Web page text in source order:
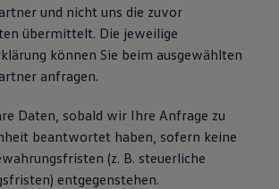
und nicht uns die zuvor
übermittelt. Die jeweilige
können Sie beim ausgewählten
anfragen.
Daten, sobald wir Ihre Anfrage zu
beantwortet haben, sofern keine
(z. B. steuerliche
entgegenstehen.